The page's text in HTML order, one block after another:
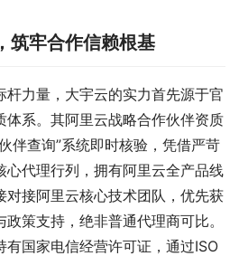
筑牢合作信赖根基
杆力量，大宇云的实力首先源于官
体系。其阿里云战略合作伙伴资质
伴查询”系统即时核验，凭借严苛
心代理行列，拥有阿里云全产品线
对接阿里云核心技术团队，优先获
策支持，绝非普通代理商可比。
国家电信经营许可证，通过ISO